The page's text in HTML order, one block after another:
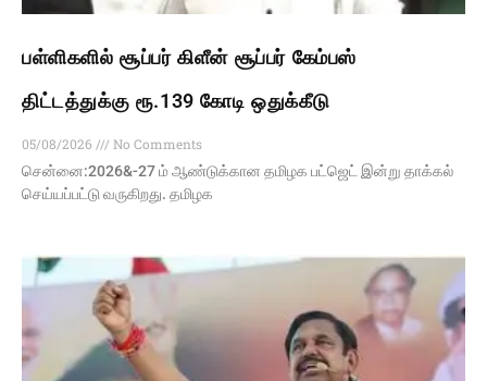
பள்ளிகளில் சூப்பர் கிளீன் சூப்பர் கேம்பஸ்
திட்டத்துக்கு ரூ.139 கோடி ஒதுக்கீடு
05/08/2026
No Comments
சென்னை:2026&-27 ம் ஆண்டுக்கான தமிழக பட்ஜெட் இன்று தாக்கல்
செய்யப்பட்டு வருகிறது. தமிழக